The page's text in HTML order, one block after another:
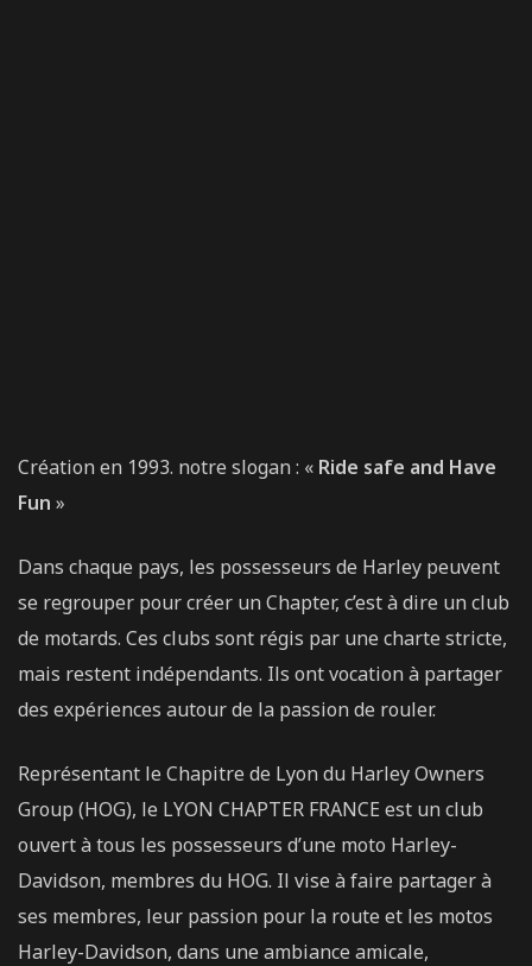
Création en 1993. notre slogan : « Ride safe and Have
Fun »
Dans chaque pays, les possesseurs de Harley peuvent
se regrouper pour créer un Chapter, c’est à dire un club
de motards. Ces clubs sont régis par une charte stricte,
mais restent indépendants. Ils ont vocation à partager
des expériences autour de la passion de rouler.
Représentant le Chapitre de Lyon du Harley Owners
Group (HOG), le LYON CHAPTER FRANCE est un club
ouvert à tous les possesseurs d’une moto Harley-
Davidson, membres du HOG. Il vise à faire partager à
ses membres, leur passion pour la route et les motos
Harley-Davidson, dans une ambiance amicale,